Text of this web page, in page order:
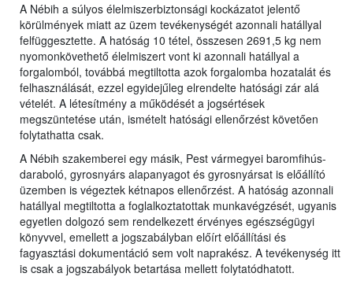
A Nébih a súlyos élelmiszerbiztonsági kockázatot jelentő
körülmények miatt az üzem tevékenységét azonnali hatállyal
felfüggesztette. A hatóság 10 tétel, összesen 2691,5 kg nem
nyomonkövethető élelmiszert vont ki azonnali hatállyal a
forgalomból, továbbá megtiltotta azok forgalomba hozatalát és
felhasználását, ezzel egyidejűleg elrendelte hatósági zár alá
vételét. A létesítmény a működését a jogsértések
megszüntetése után, ismételt hatósági ellenőrzést követően
folytathatta csak.
A Nébih szakemberei egy másik, Pest vármegyei baromfihús-
daraboló, gyrosnyárs alapanyagot és gyrosnyársat is előállító
üzemben is végeztek kétnapos ellenőrzést. A hatóság azonnali
hatállyal megtiltotta a foglalkoztatottak munkavégzését, ugyanis
egyetlen dolgozó sem rendelkezett érvényes egészségügyi
könyvvel, emellett a jogszabályban előírt előállítási és
fagyasztási dokumentáció sem volt naprakész. A tevékenység itt
is csak a jogszabályok betartása mellett folytatódhatott.